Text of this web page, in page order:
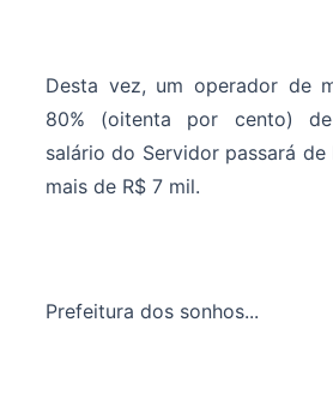
Desta vez, um operador de
80% (oitenta por cento)
salário do Servidor passará
mais de R$ 7 mil.
Prefeitura dos sonhos...